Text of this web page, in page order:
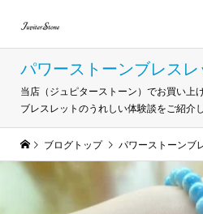
パワーストーンブレス
当店（ジュピターストーン）でお買い上
ブレスレットのうれしい体験談をご紹介し
ブログトップ パワーストーンブ